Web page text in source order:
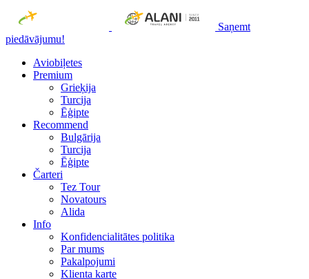
Saņemt
piedāvājumu!
Aviobiļetes
Premium
Grieķija
Turcija
Ēģipte
Recommend
Bulgārija
Turcija
Ēģipte
Čarteri
Tez Tour
Novatours
Alida
Info
Konfidencialitātes politika
Par mums
Рakalpojumi
Klienta karte